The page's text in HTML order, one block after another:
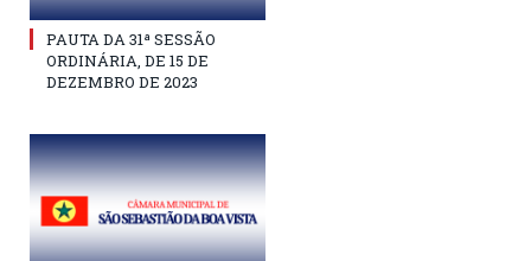
PAUTA DA 31ª SESSÃO
ORDINÁRIA, DE 15 DE
DEZEMBRO DE 2023